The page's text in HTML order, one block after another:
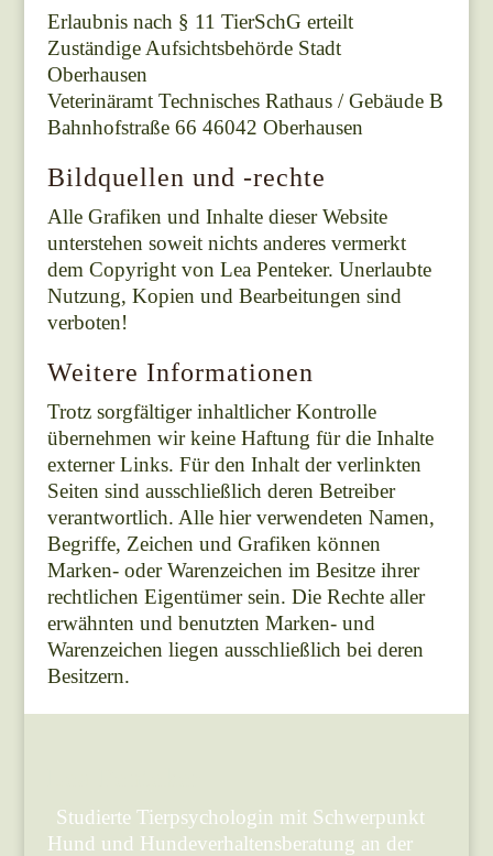
Erlaubnis nach § 11 TierSchG erteilt
Zuständige Aufsichtsbehörde Stadt
Oberhausen
Veterinäramt Technisches Rathaus / Gebäude B
Bahnhofstraße 66 46042 Oberhausen
Bildquellen und -rechte
Alle Grafiken und Inhalte dieser Website
unterstehen soweit nichts anderes vermerkt
dem Copyright von Lea Penteker. Unerlaubte
Nutzung, Kopien und Bearbeitungen sind
verboten!
Weitere Informationen
Trotz sorgfältiger inhaltlicher Kontrolle
übernehmen wir keine Haftung für die Inhalte
externer Links. Für den Inhalt der verlinkten
Seiten sind ausschließlich deren Betreiber
verantwortlich. Alle hier verwendeten Namen,
Begriffe, Zeichen und Grafiken können
Marken- oder Warenzeichen im Besitze ihrer
rechtlichen Eigentümer sein. Die Rechte aller
erwähnten und benutzten Marken- und
Warenzeichen liegen ausschließlich bei deren
Besitzern.
Studierte Tierpsychologin mit Schwerpunkt
Hund und Hundeverhaltensberatung an der